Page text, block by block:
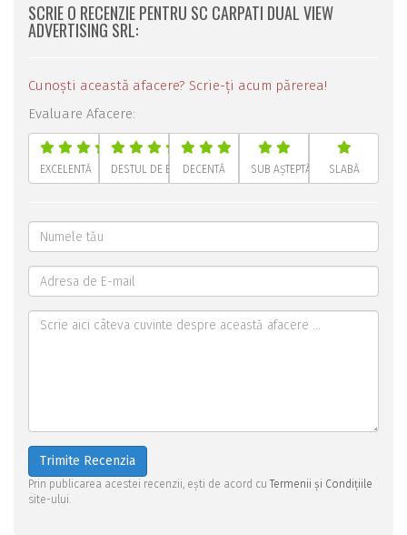
SCRIE O RECENZIE PENTRU SC CARPATI DUAL VIEW
ADVERTISING SRL:
Cunoști această afacere? Scrie-ți acum părerea!
Evaluare Afacere:
EXCELENTĂ DESTUL DE BUNĂDECENTĂ SUB AȘTEPTĂRI SLABĂ
Trimite Recenzia
Prin publicarea acestei recenzii, ești de acord cuTermenii și Condițiile
site-ului.